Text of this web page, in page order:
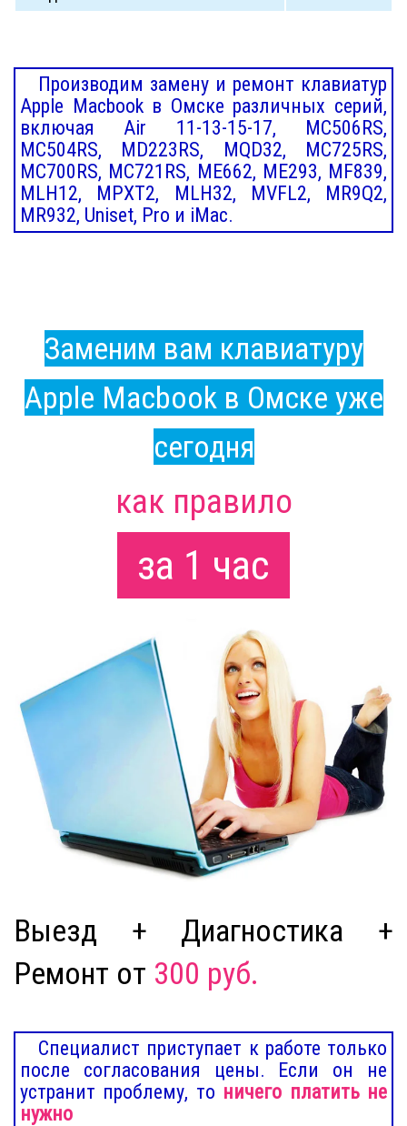
Производим замену и ремонт клавиатур
Apple Macbook в Омске различных серий,
включая Air 11-13-15-17, MC506RS,
MC504RS, MD223RS, MQD32, MC725RS,
MC700RS, MC721RS, ME662, ME293, MF839,
MLH12, MPXT2, MLH32, MVFL2, MR9Q2,
MR932, Uniset, Pro и iMac.
Заменим вам клавиатуру
Apple Macbook в Омске уже
сегодня
как правило
за 1 час
Выезд + Диагностика +
Ремонт от 300 руб.
Специалист приступает к работе только
после согласования цены. Если он не
устранит проблему, то ничего платить не
нужно